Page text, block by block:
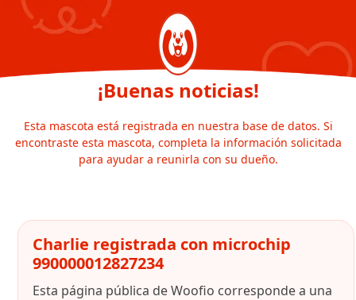
¡Buenas noticias!
Esta mascota está registrada en nuestra base de datos. Si
encontraste esta mascota, completa la información solicitada
para ayudar a reunirla con su dueño.
Charlie registrada con microchip
990000012827234
Esta página pública de Woofio corresponde a una